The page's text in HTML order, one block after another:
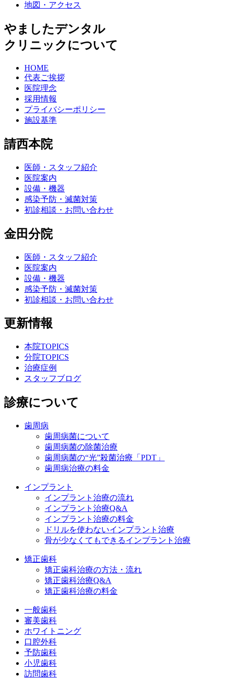
地図・アクセス
やましたデンタル
クリニックについて
HOME
代表ご挨拶
医院理念
採用情報
プライバシーポリシー
施設基準
請西本院
医師・スタッフ紹介
医院案内
設備・機器
感染予防・滅菌対策
初診相談・お問い合わせ
金田分院
医師・スタッフ紹介
医院案内
設備・機器
感染予防・滅菌対策
初診相談・お問い合わせ
更新情報
本院TOPICS
分院TOPICS
治療症例
スタッフブログ
診療について
歯周病
歯周病菌について
歯周病菌の除菌治療
歯周病菌の“光”殺菌治療「PDT」
歯周病治療の料金
インプラント
インプラント治療の流れ
インプラント治療Q&A
インプラント治療の料金
ドリルを使わないインプラント治療
骨が少なくてもできるインプラント治療
矯正歯科
矯正歯科治療の方法・流れ
矯正歯科治療Q&A
矯正歯科治療の料金
一般歯科
審美歯科
ホワイトニング
口腔外科
予防歯科
小児歯科
訪問歯科